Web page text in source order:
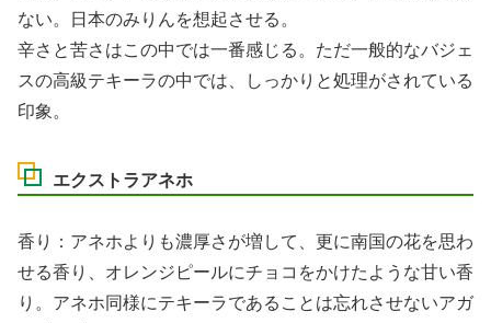
ない。日本のみりんを想起させる。
辛さと苦さはこの中では一番感じる。ただ一般的なバジェ
スの高級テキーラの中では、しっかりと処理がされている
印象。
エクストラアネホ
香り：アネホよりも濃厚さが増して、更に南国の花を思わ
せる香り、オレンジピールにチョコをかけたような甘い香
り。アネホ同様にテキーラであることは忘れさせないアガ